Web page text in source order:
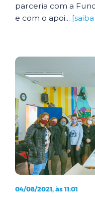
parceria com a
e com o apoi...
04/08/2021, às 11:01